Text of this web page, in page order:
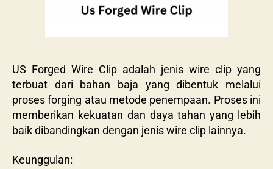
US Forged Wire Clip adalah jenis wire clip yang
terbuat dari bahan baja yang dibentuk melalui
proses forging atau metode penempaan. Proses ini
memberikan kekuatan dan daya tahan yang lebih
baik dibandingkan dengan jenis wire clip lainnya.
Keunggulan: